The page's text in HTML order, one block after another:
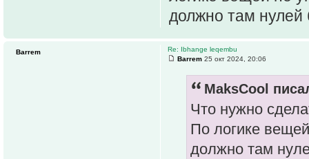
должно там нулей
Re: Ibhange leqembu
Barrem 25 окт 2024, 20:06
MaksCool
Что нужно
По логике
должно там
Barrem